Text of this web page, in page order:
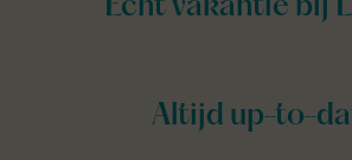
Altijd up-to-